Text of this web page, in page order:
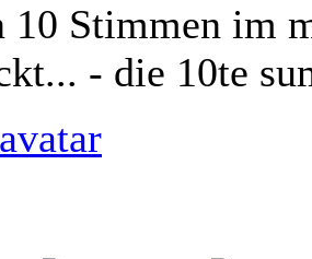
10 Stimmen im
- die 10te